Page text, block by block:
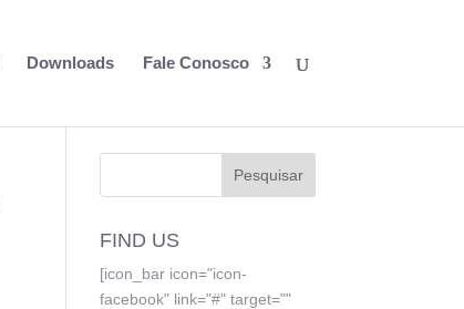
Downloads Fale Conosco
FIND US
[icon_bar icon="icon-
facebook" link="#" target=""